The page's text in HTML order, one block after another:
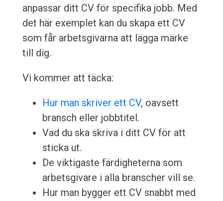
anpassar ditt CV för specifika jobb. Med
det här exemplet kan du skapa ett CV
som får arbetsgivarna att lägga märke
till dig.
Vi kommer att täcka:
Hur man skriver ett CV, oavsett
bransch eller jobbtitel.
Vad du ska skriva i ditt CV för att
sticka ut.
De viktigaste färdigheterna som
arbetsgivare i alla branscher vill se.
Hur man bygger ett CV snabbt med